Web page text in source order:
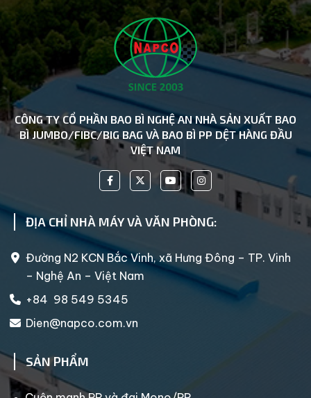
CÔNG TY CỔ PHẦN BAO BÌ NGHỆ AN NHÀ SẢN XUẤT BAO
BÌ JUMBO/FIBC/BIG BAG VÀ BAO BÌ PP DỆT HÀNG ĐẦU
VIỆT NAM
ĐỊA CHỈ NHÀ MÁY VÀ VĂN PHÒNG:
Đường N2 KCN Bắc Vinh, xã Hưng Đông – TP. Vinh
– Nghệ An – Việt Nam
+84 98 549 5345
Dien@napco.com.vn
SẢN PHẨM